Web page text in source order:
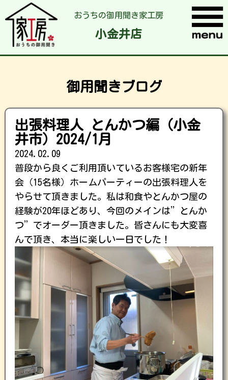
おうちの御用聞き家工房
小金井店
御用聞きブログ
出張料理人 とんかつ編（小金
井市）2024/1月
2024.02.09
普段から良くご利用頂いているお客様宅の新年
会（15名様）ホームパーティーの出張料理人を
やらせて頂きました。私は和食やとんかつ屋の
経験が20年ほどあり、今回のメインは”とんか
つ”でオーダー頂きました。皆さんにも大変喜
んで頂き、本当に楽しい一日でした！